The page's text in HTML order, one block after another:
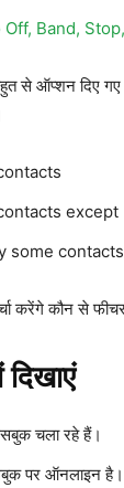
Band,
से ऑप्शन दिए
except
some contacts
करेंगे कौन से
चला रहे हैं।
पर ऑनलाइन है।